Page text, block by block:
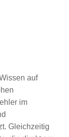
auf
im
Gleichzeitig